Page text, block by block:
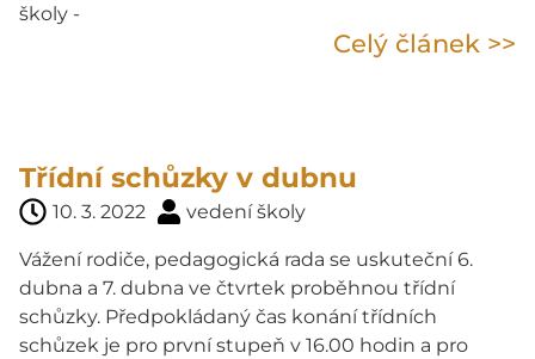
školy -
Celý článek >>
Třídní schůzky v dubnu
10. 3. 2022 vedení školy
Vážení rodiče, pedagogická rada se uskuteční 6.
dubna a 7. dubna ve čtvrtek proběhnou třídní
schůzky. Předpokládaný čas konání třídních
schůzek je pro první stupeň v 16.00 hodin a pro